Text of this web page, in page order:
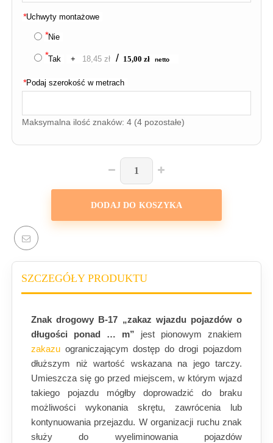
Uchwyty montażowe
Nie
Tak + 18,45 zł 15,00 zł
Podaj szerokość w metrach
Maksymalna ilość znaków: 4 (4 pozostałe)
DODAJ DO KOSZYKA
SZCZEGÓŁY PRODUKTU
Znak drogowy B-17 „zakaz wjazdu pojazdów o
długości ponad … m” jest pionowym znakiem
zakazu ograniczającym dostęp do drogi pojazdom
dłuższym niż wartość wskazana na jego tarczy.
Umieszcza się go przed miejscem, w którym wjazd
takiego pojazdu mógłby doprowadzić do braku
możliwości wykonania skrętu, zawrócenia lub
kontynuowania przejazdu. W organizacji ruchu znak
służy do wyeliminowania pojazdów